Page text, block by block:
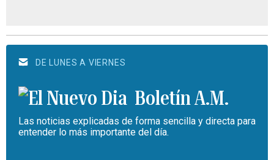
DE LUNES A VIERNES
Boletín A.M.
Las noticias explicadas de forma sencilla y directa para
entender lo más importante del día.